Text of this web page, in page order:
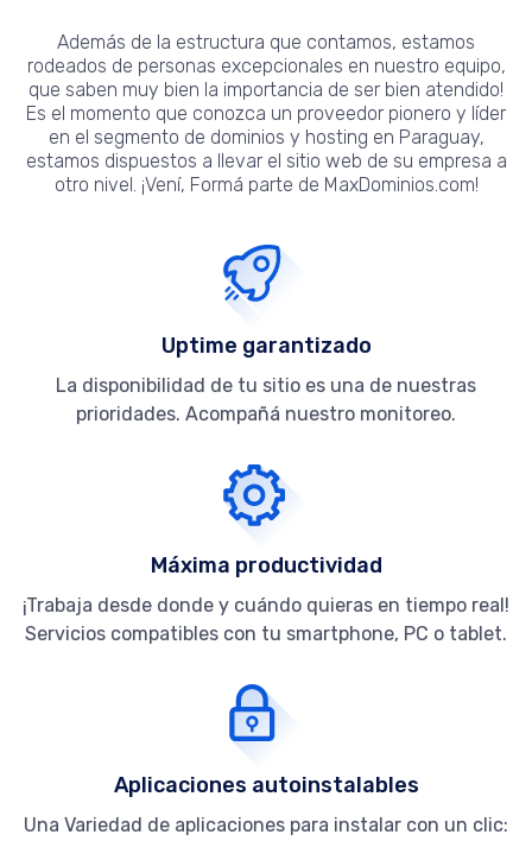
Además de la estructura que contamos, estamos
rodeados de personas excepcionales en nuestro equipo,
que saben muy bien la importancia de ser bien atendido!
Es el momento que conozca un proveedor pionero y líder
en el segmento de dominios y hosting en Paraguay,
estamos dispuestos a llevar el sitio web de su empresa a
otro nivel. ¡Vení, Formá parte de MaxDominios.com!
Uptime garantizado
La disponibilidad de tu sitio es una de nuestras
prioridades. Acompañá nuestro monitoreo.
Máxima productividad
¡Trabaja desde donde y cuándo quieras en tiempo real!
Servicios compatibles con tu smartphone, PC o tablet.
Aplicaciones autoinstalables
Una Variedad de aplicaciones para instalar con un clic: